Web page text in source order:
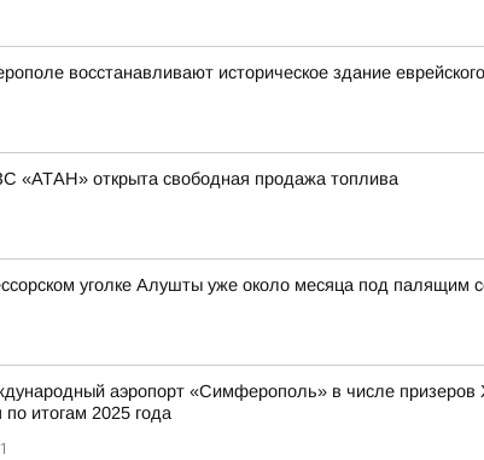
восстанавливают историческое здание
«АТАН» открыта свободная продажа топлива
уголке Алушты уже около месяца под палящим
аэропорт «Симферополь» в числе призеров
итогам 2025 года